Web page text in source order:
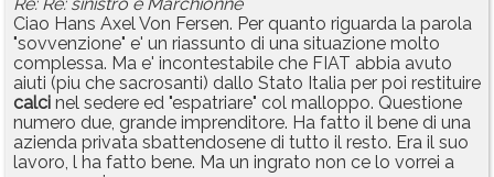
Re: Re: sinistro e Marchionne
Ciao Hans Axel Von Fersen. Per quanto riguarda la parola
"sovvenzione" e' un riassunto di una situazione molto
complessa. Ma e' incontestabile che FIAT abbia avuto
aiuti (piu che sacrosanti) dallo Stato Italia per poi restituire
calci nel sedere ed "espatriare" col malloppo. Questione
numero due, grande imprenditore. Ha fatto il bene di una
azienda privata sbattendosene di tutto il resto. Era il suo
lavoro, l ha fatto bene. Ma un ingrato non ce lo vorrei a